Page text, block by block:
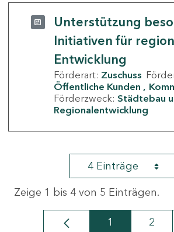
Unterstützung
Initiativen für
Entwicklung
Förderart: Zuschuss
Öffentliche Kunden
Förderzweck: Städtebau
Regionalentwicklung
4 Einträge
Zeige 1 bis 4 von 5 Einträgen.
Seite
1 Seite
2